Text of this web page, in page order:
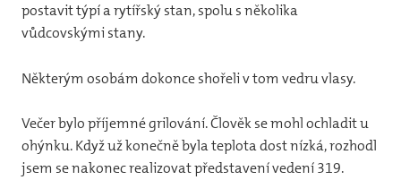
postavit týpí a rytířský stan, spolu s několika
vůdcovskými stany.
Některým osobám dokonce shořeli v tom vedru vlasy.
Večer bylo příjemné grilování. Člověk se mohl ochladit u
ohýnku. Když už konečně byla teplota dost nízká, rozhodl
jsem se nakonec realizovat představení vedení 319.